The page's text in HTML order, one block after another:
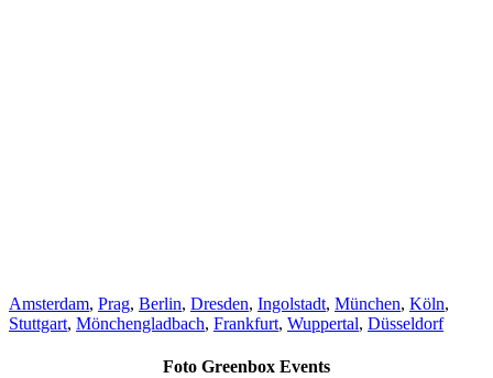
Amsterdam, Prag, Berlin, Dresden, Ingolstadt, München, Köln,
Stuttgart, Mönchengladbach, Frankfurt, Wuppertal, Düsseldorf
Foto Greenbox Events